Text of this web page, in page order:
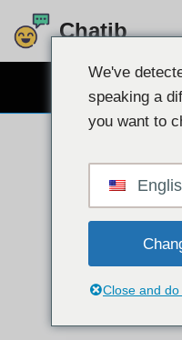
перейти
содержанию
Chatib
We've
speaking a
you want to
Close and